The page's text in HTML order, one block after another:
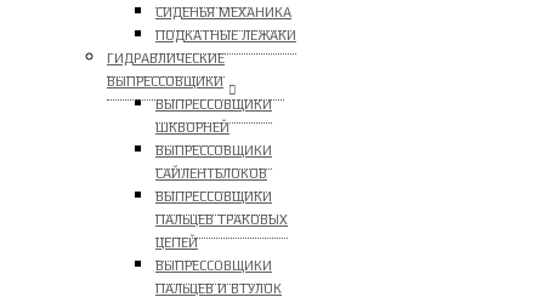
СИДЕНЬЯ МЕХАНИКА
ПОДКАТНЫЕ ЛЕЖАКИ
ГИДРАВЛИЧЕСКИЕ
ВЫПРЕССОВЩИКИ
ВЫПРЕССОВЩИКИ
ШКВОРНЕЙ
ВЫПРЕССОВЩИКИ
САЙЛЕНТБЛОКОВ
ВЫПРЕССОВЩИКИ
ПАЛЬЦЕВ ТРАКОВЫХ
ЦЕПЕЙ
ВЫПРЕССОВЩИКИ
ПАЛЬЦЕВ И ВТУЛОК